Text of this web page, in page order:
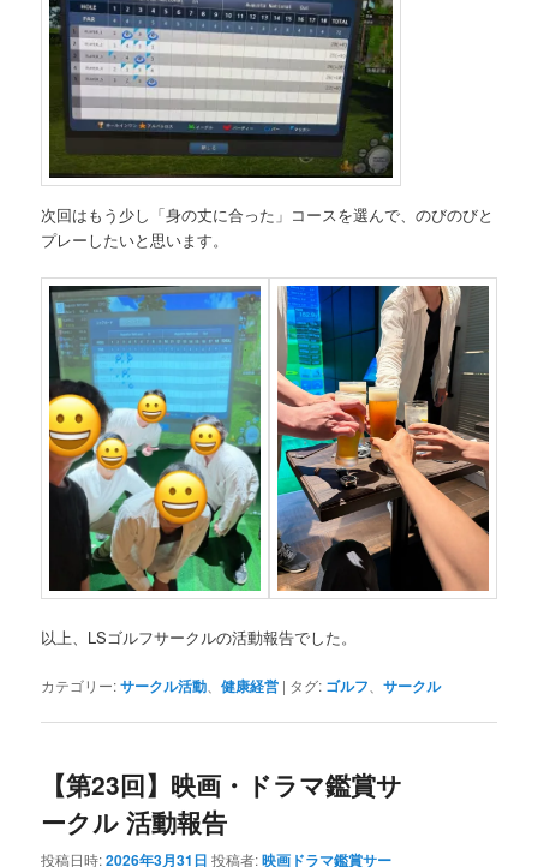
次回はもう少し「身の丈に合った」コースを選んで、のびのびと
プレーしたいと思います。
以上、LSゴルフサークルの活動報告でした。
カテゴリー:サークル活動 、健康経営 | タグ: ゴルフ 、サークル
【第23回】映画・ドラマ鑑賞サ
ークル 活動報告
投稿日時:2026年3月31日 投稿者:映画ドラマ鑑賞サー